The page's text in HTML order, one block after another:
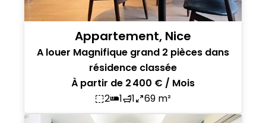
Appartement, Nice
A louer Magnifique grand 2 pièces dans
résidence classée
À partir de 2 400 € / Mois
2
1 1 69 m²